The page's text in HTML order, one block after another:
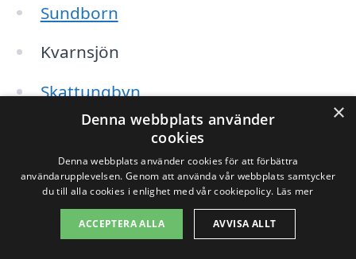
Sundborn
Kvarnsjön
Skattungbyn
Torsång
Borlänge
Hedemora
×
Denna webbplats använder
cookies
Denna webbplats använder cookies för att förbättra
användarupplevelsen. Genom att använda vår webbplats samtycker
du till alla cookies i enlighet med vår cookiepolicy. Läs mer
ACCEPTERA ALLA AVVISA ALLT